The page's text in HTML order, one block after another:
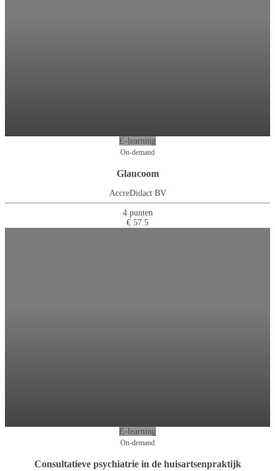
E-learning
On-demand
Glaucoom
AccreDidact BV
4 punten
€ 57.5
E-learning
On-demand
Consultatieve psychiatrie in de huisartsenpraktijk